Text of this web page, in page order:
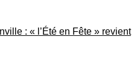
: « l’Été en Fête » revient